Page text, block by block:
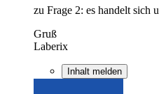
zu Frage 2: es handelt sich
Gruß
Laberix
Inhalt melden